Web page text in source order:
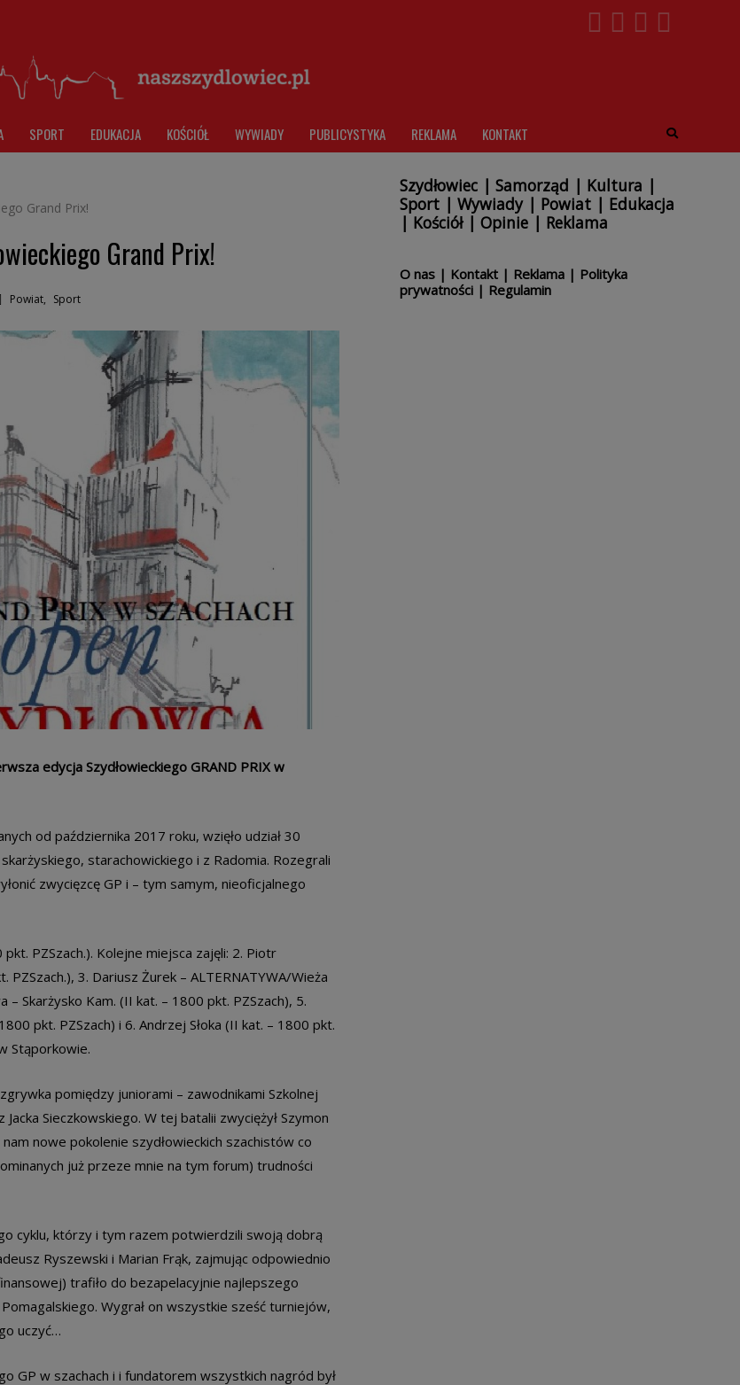
SPORT EDUKACJA KOŚCIÓŁ WYWIADY PUBLICYSTYKA REKLAMA KONTAKT
Grand Prix!
Grand Prix!
Powiat, Sport
edycja Szydłowieckiego GRAND PRIX w
od października 2017 roku, wzięło udział 30
starachowickiego i z Radomia. Rozegrali
zwycięzcę GP i – tym samym, nieoficjalnego
pkt. PZSzach.). Kolejne miejsca zajęli: 2. Piotr
PZSzach.), 3. Dariusz Żurek – ALTERNATYWA/Wieża
Skarżysko Kam. (II kat. – 1800 pkt. PZSzach), 5.
pkt. PZSzach) i 6. Andrzej Słoka (II kat. – 1800 pkt.
Stąporkowie.
pomiędzy juniorami – zawodnikami Szkolnej
Sieczkowskiego. W tej batalii zwyciężył Szymon
nowe pokolenie szydłowieckich szachistów co
już przeze mnie na tym forum) trudności
cyklu, którzy i tym razem potwierdzili swoją dobrą
Ryszewski i Marian Frąk, zajmując odpowiednio
trafiło do bezapelacyjnie najlepszego
Wygrał on wszystkie sześć turniejów,
uczyć…
GP w szachach i i fundatorem wszystkich nagród był
Szydłowiec| Samorząd | Kultura |
Sport| Wywiady| Powiat| Edukacja
| Kościół| Opinie| Reklama
O nas| Kontakt| Reklama| Polityka
prywatności| Regulamin